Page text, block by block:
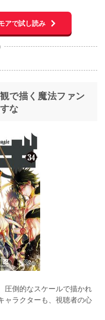
アで試し読み
で描く魔法ファン
な
圧倒的なスケールで描かれ
ャラクターも、視聴者の心